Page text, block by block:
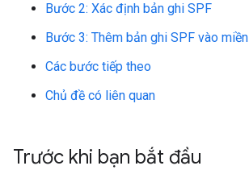
Bước 2: Xác định bản ghi SPF
Bước 3: Thêm bản ghi SPF vào miền
Các bước tiếp theo
Chủ đề có liên quan
Trước khi bạn bắt đầu